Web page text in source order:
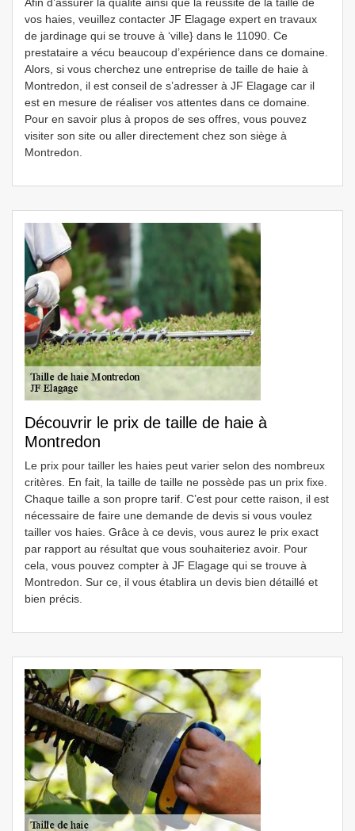
vos haies, veuillez contacter JF Elagage expert en travaux
de jardinage qui se trouve à ‘ville} dans le 11090. Ce
prestataire a vécu beaucoup d’expérience dans ce domaine.
Alors, si vous cherchez une entreprise de taille de haie à
Montredon, il est conseil de s’adresser à JF Elagage car il
est en mesure de réaliser vos attentes dans ce domaine.
Pour en savoir plus à propos de ses offres, vous pouvez
visiter son site ou aller directement chez son siège à
Montredon.
Découvrir le prix de taille de haie à
Montredon
Le prix pour tailler les haies peut varier selon des nombreux
critères. En fait, la taille de taille ne possède pas un prix fixe.
Chaque taille a son propre tarif. C’est pour cette raison, il est
nécessaire de faire une demande de devis si vous voulez
tailler vos haies. Grâce à ce devis, vous aurez le prix exact
par rapport au résultat que vous souhaiteriez avoir. Pour
cela, vous pouvez compter à JF Elagage qui se trouve à
Montredon. Sur ce, il vous établira un devis bien détaillé et
bien précis.